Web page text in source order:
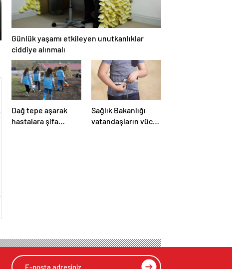
Günlük yaşamı etkileyen unutkanlıklar
ciddiye alınmalı
Dağ tepe aşarak
hastalara şifa
Sağlık Bakanlığı
vatandaşların vücut